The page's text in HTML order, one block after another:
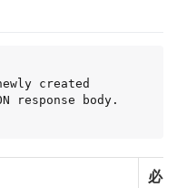
created
response body.
必